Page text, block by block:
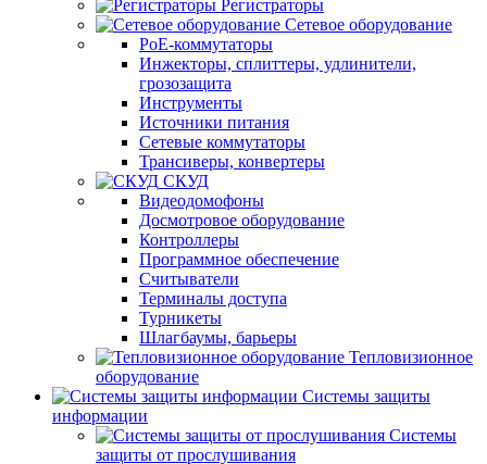
Регистраторы
Сетевое оборудование
PoE-коммутаторы
Инжекторы, сплиттеры, удлинители,
грозозащита
Инструменты
Источники питания
Сетевые коммутаторы
Трансиверы, конвертеры
СКУД
Видеодомофоны
Досмотровое оборудование
Контроллеры
Программное обеспечение
Считыватели
Терминалы доступа
Турникеты
Шлагбаумы, барьеры
Тепловизионное
оборудование
Системы защиты
информации
Системы
защиты от прослушивания